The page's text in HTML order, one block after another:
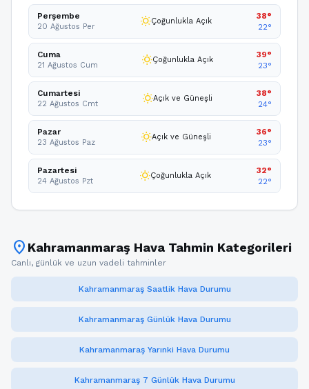
Perşembe
20 Ağustos Per wb_sunnyÇoğunlukla Açık
38°
22°
Cuma
21 Ağustos Cum wb_sunnyÇoğunlukla Açık
39°
23°
Cumartesi
22 Ağustos Cmt wb_sunnyAçık ve Güneşli
38°
24°
Pazar
23 Ağustos Paz wb_sunnyAçık ve Güneşli
36°
23°
Pazartesi
24 Ağustos Pzt wb_sunnyÇoğunlukla Açık
32°
22°
location_on Kahramanmaraş Hava Tahmin Kategorileri
Canlı, günlük ve uzun vadeli tahminler
Kahramanmaraş Saatlik Hava Durumu
Kahramanmaraş Günlük Hava Durumu
Kahramanmaraş Yarınki Hava Durumu
Kahramanmaraş 7 Günlük Hava Durumu